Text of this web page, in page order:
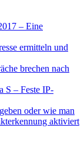
– Eine
ermitteln und
brechen nach
S – Feste IP-
oder wie man
aktiviert